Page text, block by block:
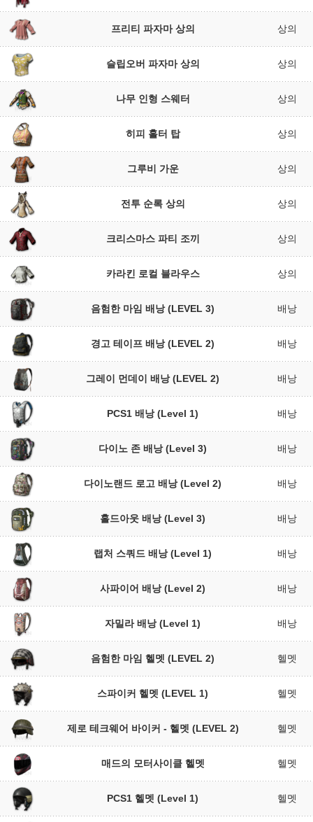
프리티 파자마 상의 상의
슬립오버 파자마 상의 상의
나무 인형 스웨터 상의
히피 홀터 탑 상의
그루비 가운 상의
전투 순록 상의 상의
크리스마스 파티 조끼 상의
카라킨 로컬 블라우스 상의
음험한 마임 배낭 (LEVEL 3) 배낭
경고 테이프 배낭 (LEVEL 2) 배낭
그레이 먼데이 배낭 (LEVEL 2) 배낭
PCS1 배낭 (Level 1) 배낭
다이노 존 배낭 (Level 3) 배낭
다이노랜드 로고 배낭 (Level 2) 배낭
홀드아웃 배낭 (Level 3) 배낭
랩처 스쿼드 배낭 (Level 1) 배낭
사파이어 배낭 (Level 2) 배낭
자밀라 배낭 (Level 1) 배낭
음험한 마임 헬멧 (LEVEL 2) 헬멧
스파이커 헬멧 (LEVEL 1) 헬멧
제로 테크웨어 바이커 - 헬멧 (LEVEL 2) 헬멧
매드의 모터사이클 헬멧 헬멧
PCS1 헬멧 (Level 1) 헬멧